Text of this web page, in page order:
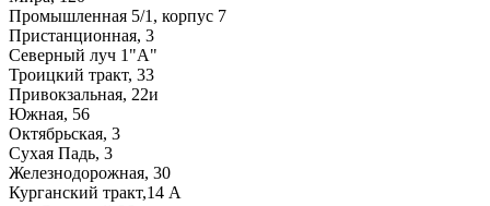
Промышленная 5/1, корпус 7
Пристанционная, 3
Северный луч 1"А"
Троицкий тракт, 33
Привокзальная, 22и
Южная, 56
Октябрьская, 3
Сухая Падь, 3
Железнодорожная, 30
Курганский тракт,14 А